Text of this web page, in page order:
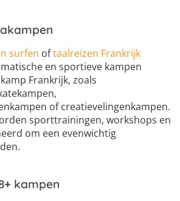
surfen oftaalreizen Frankrijk
en sportieve kampen
Frankrijk, zoals
of creatievelingenkampen.
sporttrainingen, workshops en
om een evenwichtig
kampen